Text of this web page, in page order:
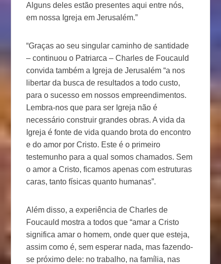
Alguns deles estão presentes aqui entre nós,
em nossa Igreja em Jerusalém.”
“Graças ao seu singular caminho de santidade
– continuou o Patriarca – Charles de Foucauld
convida também a Igreja de Jerusalém “a nos
libertar da busca de resultados a todo custo,
para o sucesso em nossos empreendimentos.
Lembra-nos que para ser Igreja não é
necessário construir grandes obras. A vida da
Igreja é fonte de vida quando brota do encontro
e do amor por Cristo. Este é o primeiro
testemunho para a qual somos chamados. Sem
o amor a Cristo, ficamos apenas com estruturas
caras, tanto físicas quanto humanas”.
Além disso, a experiência de Charles de
Foucauld mostra a todos que “amar a Cristo
significa amar o homem, onde quer que esteja,
assim como é, sem esperar nada, mas fazendo-
se próximo dele: no trabalho, na família, nas